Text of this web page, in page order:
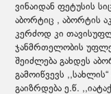
ვინაიდან ფეტუსის
აბორტიც , აბორტის
კერძოდ კი
ჯანმრთელობის
შეიძლება გახდეს
გამოიწვევს
გაიზრდება ე.წ.